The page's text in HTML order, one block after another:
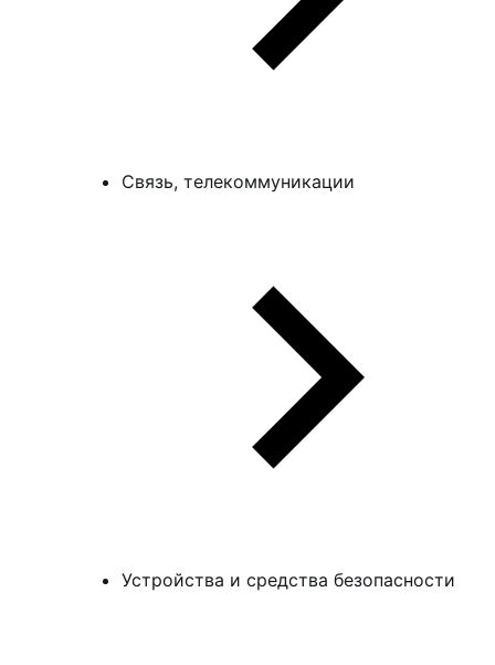
Связь, телекоммуникации
Устройства и средства безопасности